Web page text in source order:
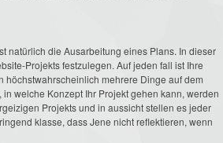
natürlich die Ausarbeitung eines Plans. In dieser
Projekts festzulegen. Auf jeden fall ist Ihre
mehrere Dinge auf dem
welche Konzept Ihr Projekt gehen kann, werden
Projekts und in aussicht stellen es jeder
klasse, dass Jene nicht reflektieren, wenn